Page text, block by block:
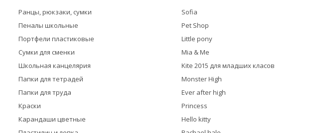
Ранцы, рюкзаки, сумки
Пеналы школьные
Портфели пластиковые
Сумки для сменки
Школьная канцелярия
Папки для тетрадей
Папки для труда
Краски
Карандаши цветные
Sofia
Pet Shop
Little pony
Mia & Me
Kite 2015 для младших класов
Monster High
Ever after high
Princess
Hello kitty